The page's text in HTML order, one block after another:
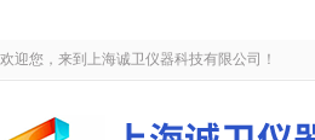
欢迎您，来到上海诚卫仪器科技有限公司！